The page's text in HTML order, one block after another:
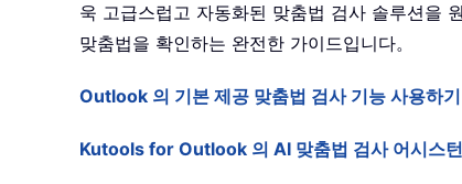
욱 고급스럽고 자동화된 맞춤법 검사 솔루션을
맞춤법을 확인하는 완전한 가이드입니다。
Outlook 의 기본 제공 맞춤법 검사 기능 사용하기
Kutools for Outlook 의 AI 맞춤법 검사 어시스